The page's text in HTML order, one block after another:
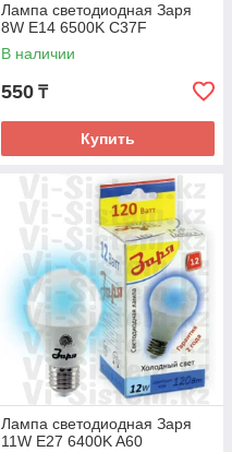
Лампа светодиодная Заря
8W E14 6500K C37F
В наличии
550 ₸
Купить
Лампа светодиодная Заря
11W E27 6400K A60